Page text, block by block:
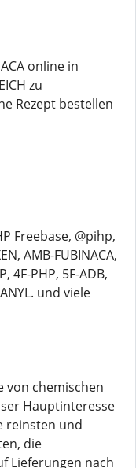
online in
zu
Rezept bestellen
Freebase, @pihp,
AMB-FUBINACA,
4F-PHP, 5F-ADB,
und viele
von chemischen
Hauptinteresse
reinsten und
die
Lieferungen nach